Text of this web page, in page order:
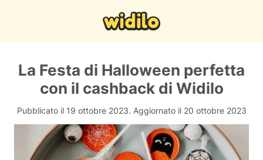
La Festa di Halloween perfetta
con il cashback di Widilo
Pubblicato il 19 ottobre 2023. Aggiornato il 20 ottobre 2023